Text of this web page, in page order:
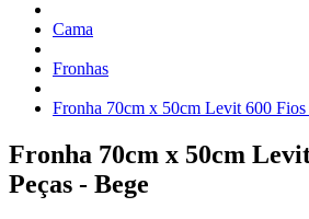
Cama
Fronhas
Fronha 70cm x 50cm Levit 600 Fios
Fronha 70cm x 50cm
Peças - Bege